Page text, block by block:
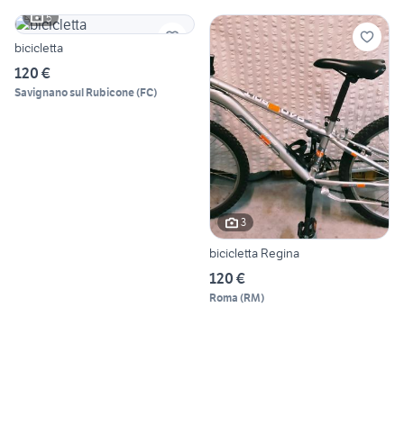
5
bicicletta
120 €
Savignano sul Rubicone(FC)
3
bicicletta Regina
120 €
Roma (RM)